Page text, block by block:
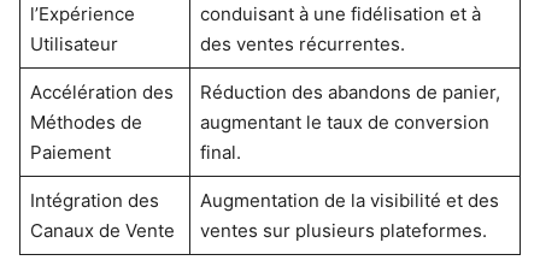
l’Expérience
Utilisateur
conduisant à une fidélisation et à
des ventes récurrentes.
Accélération des
Méthodes de
Paiement
Réduction des abandons de panier,
augmentant le taux de conversion
final.
Intégration des
Canaux de Vente
Augmentation de la visibilité et des
ventes sur plusieurs plateformes.